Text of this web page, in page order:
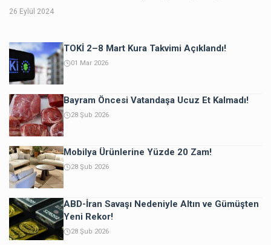
26 Eylül 2024
TOKİ 2–8 Mart Kura Takvimi Açıklandı!
01 Mar 2026
Bayram Öncesi Vatandaşa Ucuz Et Kalmadı!
28 Şub 2026
Mobilya Ürünlerine Yüzde 20 Zam!
28 Şub 2026
ABD-İran Savaşı Nedeniyle Altın ve Gümüşten
Yeni Rekor!
28 Şub 2026